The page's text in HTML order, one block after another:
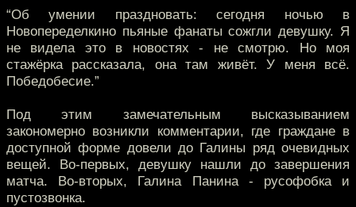
“Об умении праздновать: сегодня ночью в
Новопеределкино пьяные фанаты сожгли девушку. Я
не видела это в новостях - не смотрю. Но моя
стажёрка рассказала, она там живёт. У меня всё.
Победобесие.”
Под этим замечательным высказыванием
закономерно возникли комментарии, где граждане в
доступной форме довели до Галины ряд очевидных
вещей. Во-первых, девушку нашли до завершения
матча. Во-вторых, Галина Панина - русофобка и
пустозвонка.